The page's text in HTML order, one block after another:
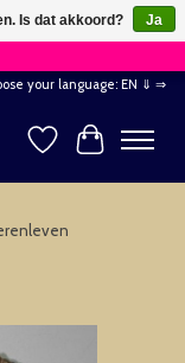
×
your language: EN ⇓ ⇒
Verlanglijst
Is dat akkoord?
Ja